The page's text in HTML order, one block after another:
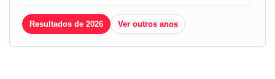
Resultados de 2026 Ver outros anos